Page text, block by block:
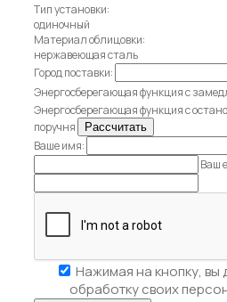
Тип установки:
одиночный
Материал облицовки:
нержавеющая сталь
Город поставки:
Энергосберегающая функция с
Энергосберегающая функция с
поручня
Ваше имя:
Ваш
Нажимая на кнопку, вы
обработку своих